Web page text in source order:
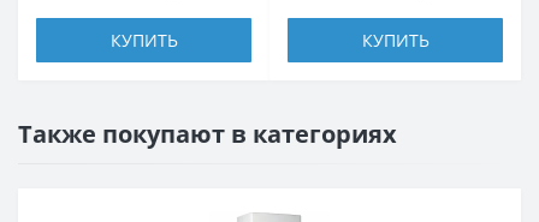
КУПИТЬ КУПИТЬ
Также покупают в категориях